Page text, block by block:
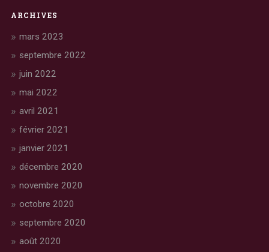
ARCHIVES
mars 2023
septembre 2022
juin 2022
mai 2022
avril 2021
février 2021
janvier 2021
décembre 2020
novembre 2020
octobre 2020
septembre 2020
août 2020